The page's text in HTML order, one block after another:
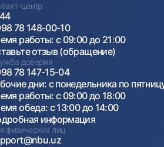
центр
78 148-00-10
работы: с 09:00 до 21:00
отзыв (обращение)
доверия
78 147-15-04
дни: с понедельника по
работы: с 09:00 до 18:00
обеда: с 13:00 до 14:00
информация
физических лиц